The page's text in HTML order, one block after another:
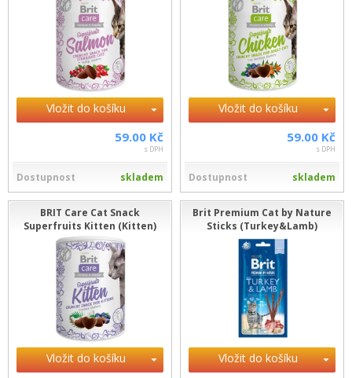
Vložit do košíku
59.00 Kč
s DPH
Dostupnost skladem
Vložit do košíku
59.00 Kč
s DPH
Dostupnost skladem
BRIT Care Cat Snack
Superfruits Kitten (Kitten)
Vložit do košíku
Brit Premium Cat by Nature
Sticks (Turkey&Lamb)
Vložit do košíku